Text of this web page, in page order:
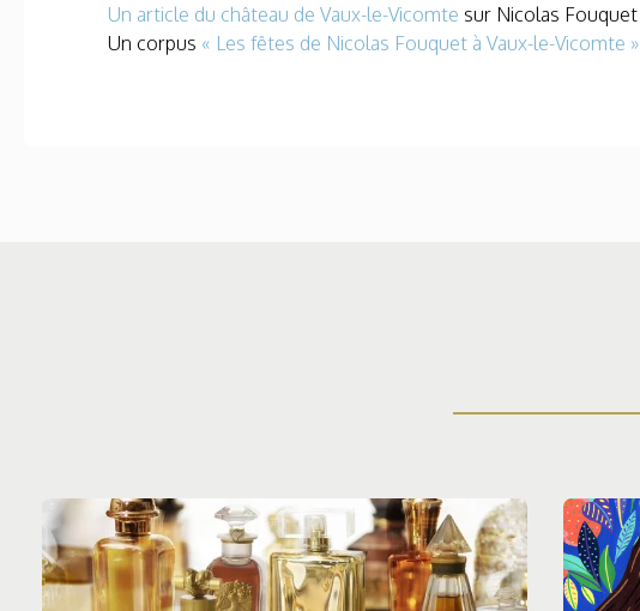
Un article du château de Vaux-le-Vicomte sur Nicolas Fouquet
Un corpus « Les fêtes de Nicolas Fouquet à Vaux-le-Vicomte »